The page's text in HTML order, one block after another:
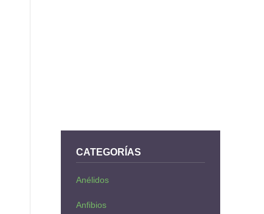
CATEGORÍAS
Anélidos
Anfibios